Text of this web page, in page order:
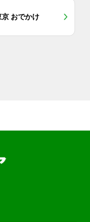
京 おでかけ